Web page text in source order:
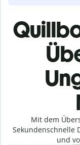
Mit dem
Sekundenschnelle
und